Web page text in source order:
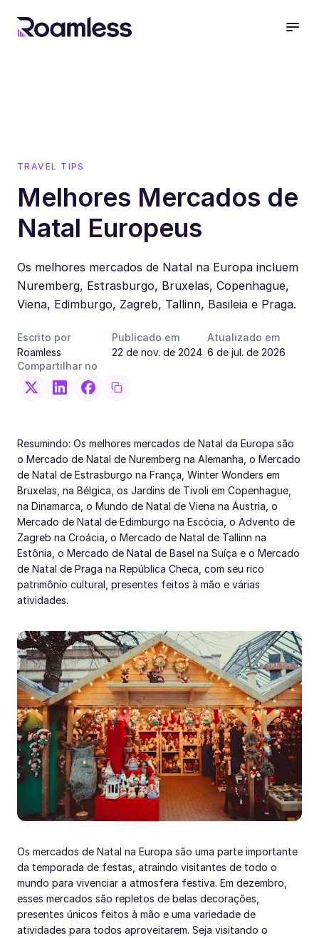
TRAVEL TIPS
Melhores Mercados de
Natal Europeus
Os melhores mercados de Natal na Europa incluem
Nuremberg, Estrasburgo, Bruxelas, Copenhague,
Viena, Edimburgo, Zagreb, Tallinn, Basileia e Praga.
Escrito por
Roamless
Publicado em
22 de nov. de 2024
Atualizado em
6 de jul. de 2026
Compartilhar no
Resumindo: Os melhores mercados de Natal da Europa são
o Mercado de Natal de Nuremberg na Alemanha, o Mercado
de Natal de Estrasburgo na França, Winter Wonders em
Bruxelas, na Bélgica, os Jardins de Tivoli em Copenhague,
na Dinamarca, o Mundo de Natal de Viena na Áustria, o
Mercado de Natal de Edimburgo na Escócia, o Advento de
Zagreb na Croácia, o Mercado de Natal de Tallinn na
Estônia, o Mercado de Natal de Basel na Suíça e o Mercado
de Natal de Praga na República Checa, com seu rico
patrimônio cultural, presentes feitos à mão e várias
atividades.
Os mercados de Natal na Europa são uma parte importante
da temporada de festas, atraindo visitantes de todo o
mundo para vivenciar a atmosfera festiva. Em dezembro,
esses mercados são repletos de belas decorações,
presentes únicos feitos à mão e uma variedade de
atividades para todos aproveitarem. Seja visitando o